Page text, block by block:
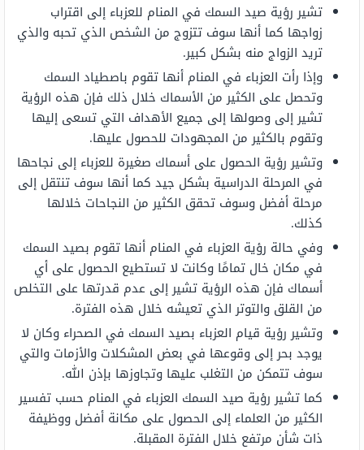
تشير رؤية صيد السمك في المنام للعزباء إلى اقتراب
زواجها كما أنها سوف تتزوج من الشخص الذي تحبه والذي
تريد الزواج منه بشكل كبير.
وإذا رأت العزباء في المنام أنها تقوم باصطياد السمك
وتحصل على الكثير من الأسماك خلال ذلك فإن هذه الرؤية
تشير إلى وصولها إلى جميع الأهداف التي تسعى إليها
وتقوم بالكثير من المجهودات للحصول عليها.
وتشير رؤية الحصول على أسماك صغيرة للعزباء إلى نجاحها
في المرحلة الدراسية بشكل جيد كما أنها سوف تنتقل إلى
مرحلة أفضل وسوف تحقق الكثير من النجاحات خلالها
كذلك.
وفي حالة رؤية العزباء في المنام أنها تقوم بصيد السمك
في مكان خال تمامًا وكانت لا تستطيع الحصول على أي
أسماك فإن هذه الرؤية تشير إلى عدم قدرتها على التخلص
من القلق والتوتر الذي تعيشه خلال هذه الفترة.
وتشير رؤية قيام العزباء بصيد السمك في الصحراء وكان لا
يوجد بحر إلى وقوعها في بعض المشكلات والأزمات والتي
سوف تتمكن من التغلب عليها وتجاوزها بإذن الله.
كما تشير رؤية صيد السمك العزباء في المنام حسب تفسير
الكثير من العلماء إلى الحصول على مكانة أفضل ووظيفة
ذات شأن مرتفع خلال الفترة المقبلة.